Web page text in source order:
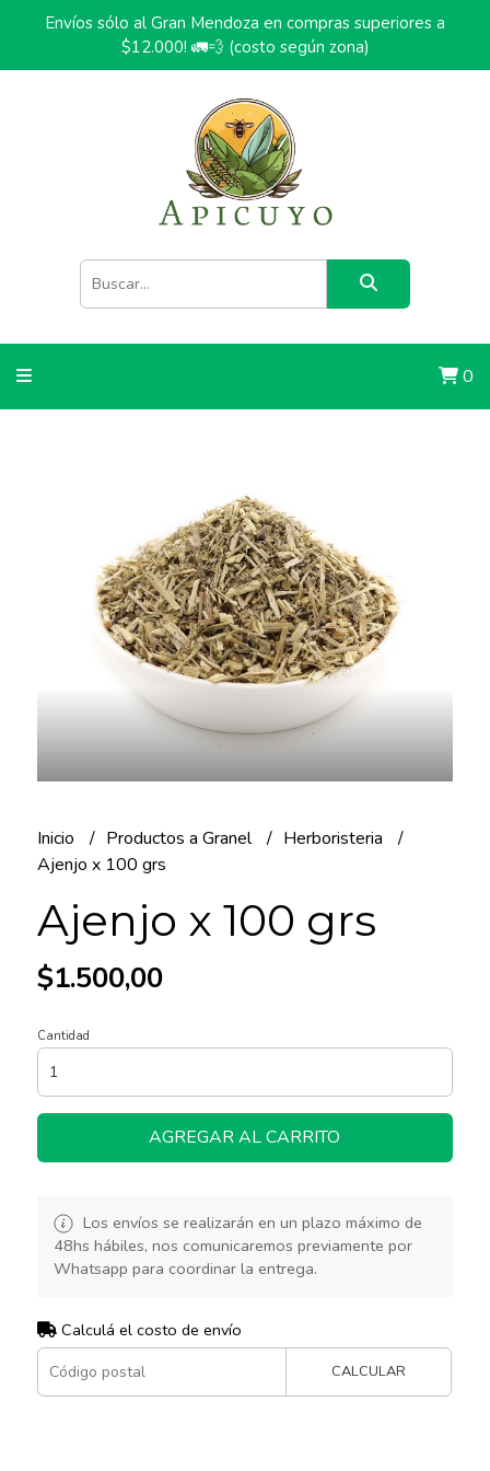
Envíos sólo al Gran Mendoza en compras superiores a
$12.000! 🚛💨 (costo según zona)
0
Inicio Productos a Granel
Herboristeria
Ajenjo x 100 grs
Ajenjo x 100 grs
$1.500,00
Cantidad
AGREGAR AL CARRITO
Los envíos se realizarán en un plazo máximo de
48hs hábiles, nos comunicaremos previamente por
Whatsapp para coordinar la entrega.
Calculá el costo de envío
CALCULAR